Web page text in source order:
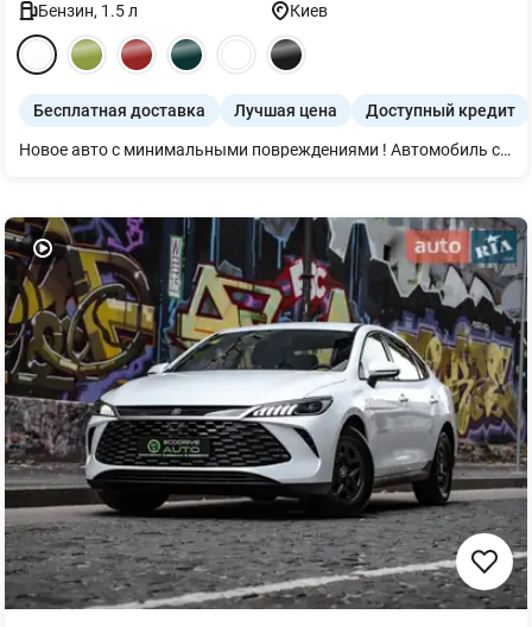
Бензин, 1.5л Киев
Бесплатная доставка Лучшая цена Доступный кредит
Новое авто с минимальными повреждениями ! Автомобиль сочетает эффективный 1.5-литровый бензиновый двигатель (116 л.с.) с 5-ступенчатой механической коробкой передач, низкий расход топлива (от 6,3 л/100 км) и просторный салон. Основное оснащение: • Кондиционер с автоматическим управлением • Камера заднего вида, парктроники • Светодиодные ходовые огни, автоматические фары • Мультимедиа 10.25” с Apple CarPlay™ / Android Auto™ • 4 динамика, Bluetooth • Центральный подлокотник, тканевый салон • Диски 16” легкосплавные Кредит и лизинг от 0,01%